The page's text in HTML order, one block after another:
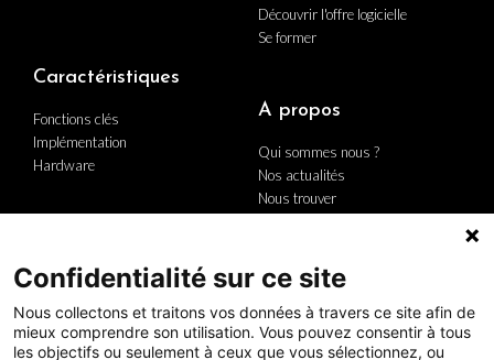
Découvrir l'offre logicielle
Se former
Caractéristiques
Fonctions clés
Implémentation
Hardware
A propos
Qui sommes nous ?
Nos actualités
Nous trouver
Le groupe
Politique Qualité
Confidentialité sur ce site
Nous collectons et traitons vos données à travers ce site afin de
mieux comprendre son utilisation. Vous pouvez consentir à tous
les objectifs ou seulement à ceux que vous sélectionnez, ou